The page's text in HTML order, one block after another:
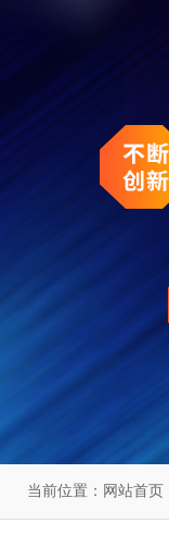
当前位置： 网站首页